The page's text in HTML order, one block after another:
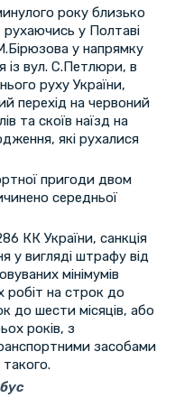
року близько
рухаючись у Полтаві
у напрямку
із вул. С.Петлюри, в
руху України,
перехід на червоний
та скоїв наїзд на
які рухалися
пригоди двом
середньої
КК України, санкція
у вигляді штрафу від
мінімумів
робіт на строк до
до шести місяців, або
років, з
засобами